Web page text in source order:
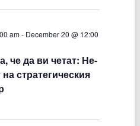
e
s
a
v
a
n
i
s
N
a
s
am- December 20 @ 12:00
че да ви четат: Не-
стратегическия